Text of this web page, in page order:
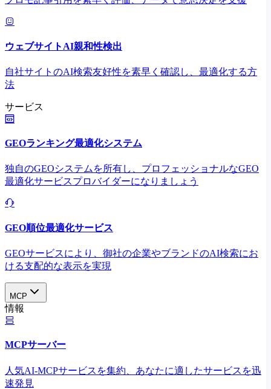
ウェブサイトAI親和性検出
自社サイトのAI検索友好性を素早く確認し、最適化する方
法
サービス
GEOランキング最適化システム
独自のGEOシステムを所有し、プロフェッショナルなGEO
最適化サービスプロバイダーになりましょう
GEO順位最適化サービス
GEOサービスにより、御社の企業やブランドのAI検索にお
ける支配的な表示を実現​
MCP
情報
MCPサーバー
人気AI-MCPサービスを集約、あなたに適したサービスを迅
速発見